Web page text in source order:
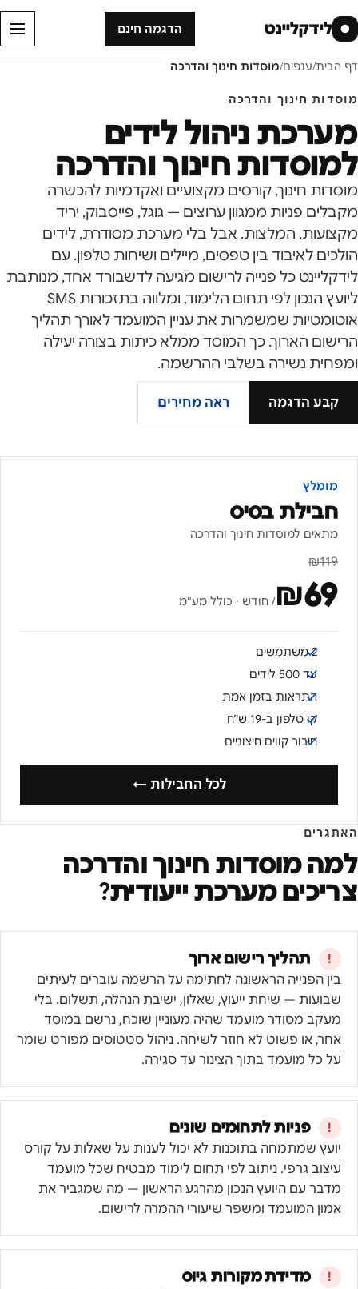
● לידקליינט הדגמה חינם
דף הבית/ענפים/מוסדות חינוך והדרכה
מוסדות חינוך והדרכה
מערכת ניהול לידים
למוסדות חינוך והדרכה
מוסדות חינוך, קורסים מקצועיים ואקדמיות להכשרה
מקבלים פניות ממגוון ערוצים — גוגל, פייסבוק, יריד
מקצועות, המלצות. אבל בלי מערכת מסודרת, לידים
הולכים לאיבוד בין טפסים, מיילים ושיחות טלפון. עם
לידקליינט כל פנייה לרישום מגיעה לדשבורד אחד, מנותבת
ליועץ הנכון לפי תחום הלימוד, ומלווה בתזכורות SMS
אוטומטיות שמשמרות את עניין המועמד לאורך תהליך
הרישום הארוך. כך המוסד ממלא כיתות בצורה יעילה
ומפחית נשירה בשלבי ההרשמה.
קבע הדגמה ראה מחירים
מומלץ
חבילת בסיס
מתאים למוסדות חינוך והדרכה
₪119
₪69 / חודש · כולל מע"מ
2 משתמשים
עד 500 לידים
התראות בזמן אמת
קו טלפון ב-19 ש״ח
חיבור קווים חיצוניים
לכל החבילות ←
האתגרים
למה מוסדות חינוך והדרכה
צריכים מערכת ייעודית?
תהליך רישום ארוך
בין הפנייה הראשונה לחתימה על הרשמה עוברים לעיתים
שבועות — שיחת ייעוץ, שאלון, ישיבת הנהלה, תשלום. בלי
מעקב מסודר מועמד שהיה מעוניין שוכח, נרשם במוסד
אחר, או פשוט לא חוזר לשיחה. ניהול סטטוסים מפורט שומר
על כל מועמד בתוך הצינור עד סגירה.
פניות לתחומים שונים
יועץ שמתמחה בתוכנות לא יכול לענות על שאלות על קורס
עיצוב גרפי. ניתוב לפי תחום לימוד מבטיח שכל מועמד
מדבר עם היועץ הנכון מהרגע הראשון — מה שמגביר את
אמון המועמד ומשפר שיעורי ההמרה לרישום.
מדידת מקורות גיוס